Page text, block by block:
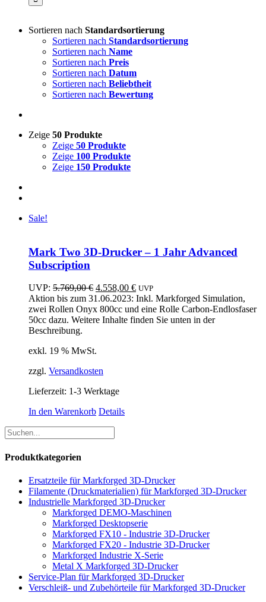
Sortieren nach Standardsortierung
Sortieren nach Standardsortierung
Sortieren nach Name
Sortieren nach Preis
Sortieren nach Datum
Sortieren nach Beliebtheit
Sortieren nach Bewertung
Zeige 50 Produkte
Zeige 50 Produkte
Zeige 100 Produkte
Zeige 150 Produkte
Sale!
Mark Two 3D-Drucker – 1 Jahr Advanced
Subscription
UVP: 5.769,00€ Ursprünglicher
Preis
war:
5.769,00 €
4.558,00 €Aktueller
Preis
ist:
4.558,00 €.
UVP
Aktion bis zum 31.06.2023: Inkl. Markforged Simulation,
zwei Rollen Onyx 800cc und eine Rolle Carbon-Endlosfaser
50cc dazu. Weitere Inhalte finden Sie unten in der
Beschreibung.
exkl. 19 % MwSt.
zzgl. Versandkosten
Lieferzeit: 1-3 Werktage
In den Warenkorb Details
Produktkategorien
Ersatzteile für Markforged 3D-Drucker
Filamente (Druckmaterialien) für Markforged 3D-Drucker
Industrielle Markforged 3D-Drucker
Markforged DEMO-Maschinen
Markforged Desktopserie
Markforged FX10 - Industrie 3D-Drucker
Markforged FX20 - Industrie 3D-Drucker
Markforged Industrie X-Serie
Metal X Markforged 3D-Drucker
Service-Plan für Markforged 3D-Drucker
Verschleiß- und Zubehörteile für Markforged 3D-Drucker